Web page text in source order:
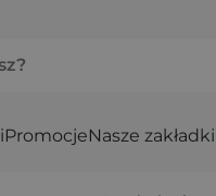
PromocjeNasze zakładki